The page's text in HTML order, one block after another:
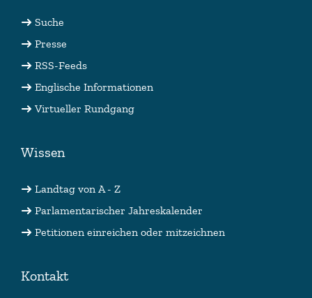
Suche
Presse
RSS-Feeds
Englische Informationen
Virtueller Rundgang
Wissen
Landtag von A - Z
Parlamentarischer Jahreskalender
Petitionen einreichen oder mitzeichnen
Kontakt